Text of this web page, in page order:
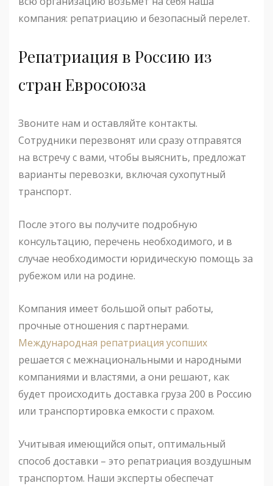
компания: репатриацию и безопасный перелет.
Репатриация в Россию из
стран Евросоюза
Звоните нам и оставляйте контакты.
Сотрудники перезвонят или сразу отправятся
на встречу с вами, чтобы выяснить, предложат
варианты перевозки, включая сухопутный
транспорт.
После этого вы получите подробную
консультацию, перечень необходимого, и в
случае необходимости юридическую помощь за
рубежом или на родине.
Компания имеет большой опыт работы,
прочные отношения с партнерами.
Международная репатриация усопших
решается с межнациональными и народными
компаниями и властями, а они решают, как
будет происходить доставка груза 200 в Россию
или транспортировка емкости с прахом.
Учитывая имеющийся опыт, оптимальный
способ доставки – это репатриация воздушным
транспортом. Наши эксперты обеспечат